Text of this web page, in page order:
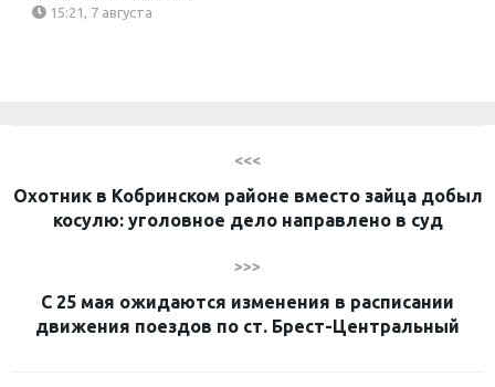
15:21, 7 августа
<<<
Охотник в Кобринском районе вместо зайца добыл
косулю: уголовное дело направлено в суд
>>>
С 25 мая ожидаются изменения в расписании
движения поездов по ст. Брест-Центральный